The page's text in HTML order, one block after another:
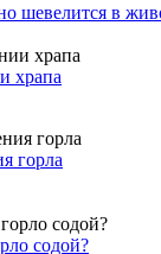
шевелится в
храпа
горла
содой?